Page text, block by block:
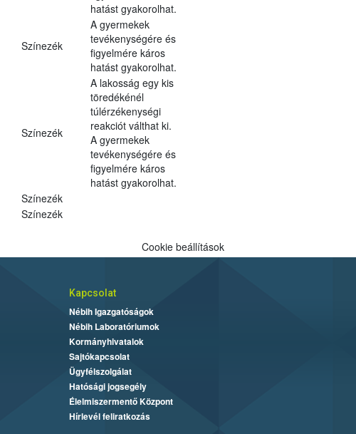
hatást gyakorolhat.
Színezék
A gyermekek
tevékenységére és
figyelmére káros
hatást gyakorolhat.
Színezék
A lakosság egy kis
töredékénél
túlérzékenységi
reakciót válthat ki.
A gyermekek
tevékenységére és
figyelmére káros
hatást gyakorolhat.
Színezék
Színezék
Cookie beállítások
Kapcsolat
Nébih Igazgatóságok
Nébih Laboratóriumok
Kormányhivatalok
Sajtókapcsolat
Ügyfélszolgálat
Hatósági jogsegély
Élelmiszermentő Központ
Hírlevél feliratkozás